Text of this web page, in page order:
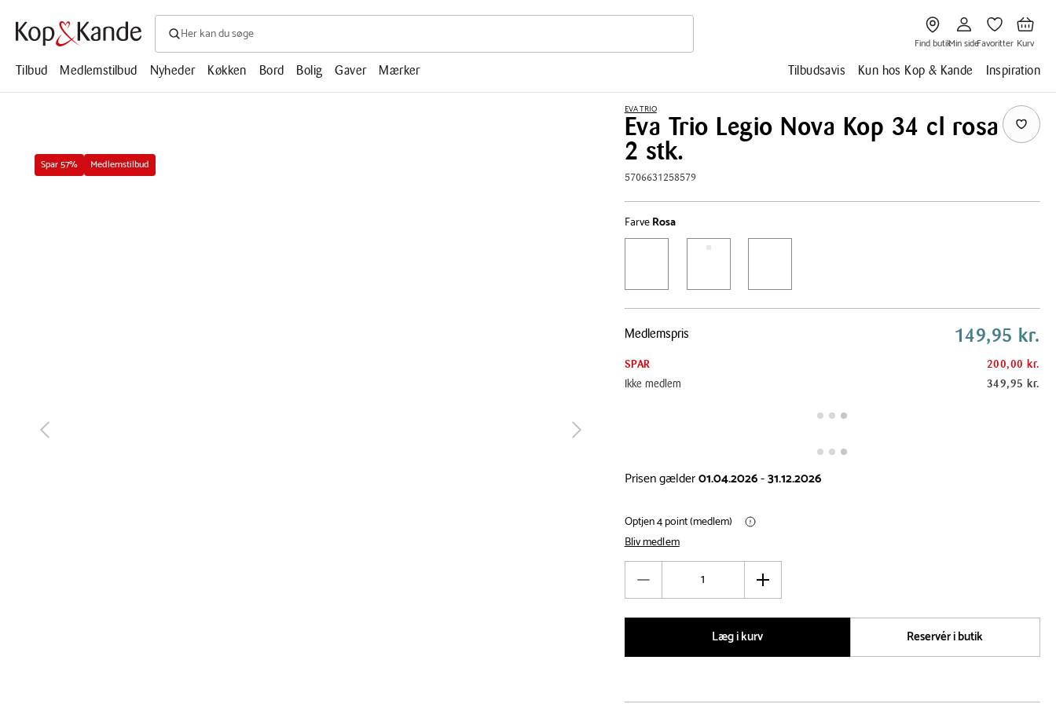
Søg efter produkter, artikler, opskrifter, mm.
Søg
efter
artikler,
Gå
til
Find
butik
Find butik
til
Min
side
Min side
til
Favoritter
Favoritter
til
Kurv
Kurv
Tilbud
Medlemstilbud Nyheder Køkken Bord Bolig Gaver Mærker Tilbudsavis Kun hos Kop & Kande Inspiration
Spar 57% Medlemstilbud
næste tilbage
EVA TRIO
Eva Trio Legio Nova Kop 34 cl rosa
2 stk.
5706631258579
FarveRosa
Pris
Medlemspris 149,95 kr.
SPAR
200,00 kr.
Ikke medlem
349,95 kr.
Prisen gælder01.04.2026-31.12.2026
Optjen 4 point (medlem)
Bliv medlem
Øg
Læg i kurv
Reservér i butik